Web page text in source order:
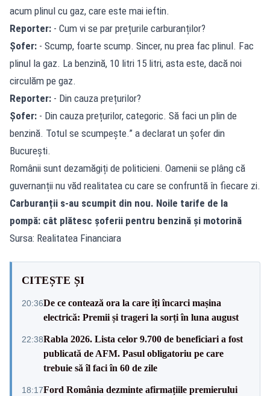
acum plinul cu gaz, care este mai ieftin.
Reporter: - Cum vi se par prețurile carburanților?
Șofer: - Scump, foarte scump. Sincer, nu prea fac plinul. Fac
plinul la gaz. La benzină, 10 litri 15 litri, asta este, dacă noi
circulăm pe gaz.
Reporter: - Din cauza prețurilor?
Șofer: - Din cauza prețurilor, categoric. Să faci un plin de
benzină. Totul se scumpește.” a declarat un șofer din
București.
Românii sunt dezamăgiți de politicieni. Oamenii se plâng că
guvernanții nu văd realitatea cu care se confruntă în fiecare zi.
Carburanții s-au scumpit din nou. Noile tarife de la
pompă: cât plătesc șoferii pentru benzină și motorină
Sursa: Realitatea Financiara
CITEȘTE ȘI
20:36De ce contează ora la care îți încarci mașina
electrică: Premii și trageri la sorți în luna august
22:38Rabla 2026. Lista celor 9.700 de beneficiari a fost
publicată de AFM. Pasul obligatoriu pe care
trebuie să îl faci în 60 de zile
18:17Ford România dezminte afirmațiile premierului